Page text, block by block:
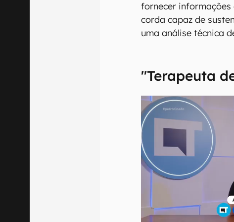
fornecer
corda capaz de
uma análise técnica
"Terapeuta